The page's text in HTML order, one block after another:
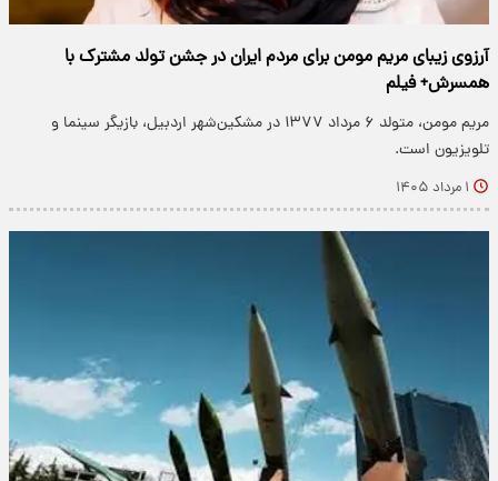
آرزوی زیبای مریم مومن برای مردم ایران در جشن تولد مشترک با
همسرش+ فیلم
مریم مومن، متولد ۶ مرداد ۱۳۷۷ در مشکین‌شهر اردبیل، بازیگر سینما و
تلویزیون است.
۱ مرداد ۱۴۰۵